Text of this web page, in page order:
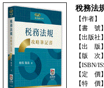
稅務法
【作者】
【書 號
【出版社
【出 版
【版 次
【ISBN/
【定 價
【特 價